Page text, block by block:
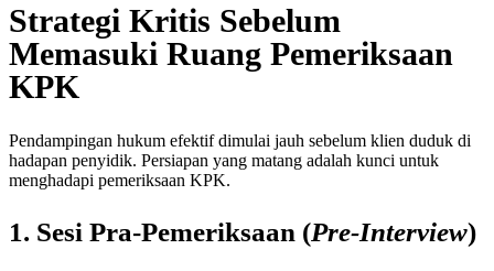
Strategi Kritis Sebelum
Memasuki Ruang Pemeriksaan
KPK
Pendampingan hukum efektif dimulai jauh sebelum klien duduk di
hadapan penyidik. Persiapan yang matang adalah kunci untuk
menghadapi pemeriksaan KPK.
1. Sesi Pra-Pemeriksaan (Pre-Interview)